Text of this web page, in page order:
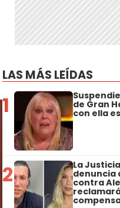
LAS MÁS LEÍDAS
1 de Gran
con ella
2 La
denuncia
contra